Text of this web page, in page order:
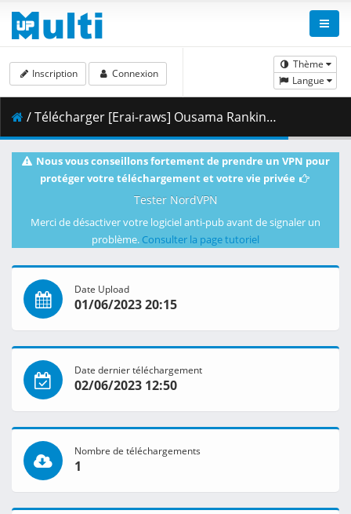
Thème
Langue
Inscription Connexion
/ Télécharger [Erai-raws] Ousama Ranking - Yuuki no Takarabako - 08 [1080p][Multiple Subtitle][492C29E7].mkv.002 ( 444.01 MB )
Nous vous conseillons fortement de prendre un VPN pour
protéger votre téléchargement et votre vie privée
Tester NordVPN
Merci de désactiver votre logiciel anti-pub avant de signaler un
problème. Consulter la page tutoriel
Date Upload
01/06/2023 20:15
Date dernier téléchargement
02/06/2023 12:50
Nombre de téléchargements
1